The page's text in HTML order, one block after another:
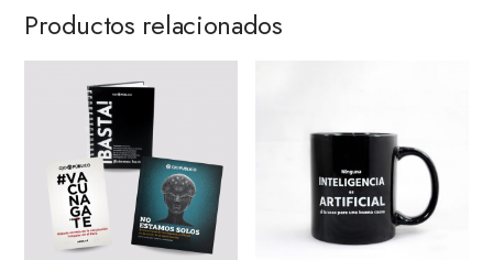
Productos relacionados